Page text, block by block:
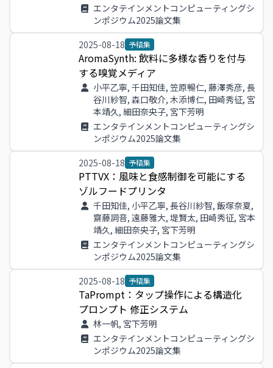
エンタテインメントコンピューティングシ
ンポジウム2025論文集
2025-08-18 予稿集
AromaSynth: 飲料に多様な香りを付与
する嗅覚メディア
小平乙寧, 千田知佳, 笠原暢仁, 藤澤秀彦, 長
谷川紗智, 森口敬介, 木添博仁, 田崎秀征, 宮
本靖久, 細田奈央子, 宮下芳明
エンタテインメントコンピューティングシ
ンポジウム2025論文集
2025-08-18 予稿集
PTTVX： 風味と食感制御を可能にする
ゾルフードプリンタ
千田知佳, 小平乙寧, 長谷川紗智, 飯塚奈夏,
齋藤詞音, 遠藤雅大, 堤賢太, 田崎秀征, 宮本
靖久, 細田奈央子, 宮下芳明
エンタテインメントコンピューティングシ
ンポジウム2025論文集
2025-08-18 予稿集
TaPrompt： タップ操作による構造化
プロンプト 修正システム
林一帆, 宮下芳明
エンタテインメントコンピューティングシ
ンポジウム2025論文集